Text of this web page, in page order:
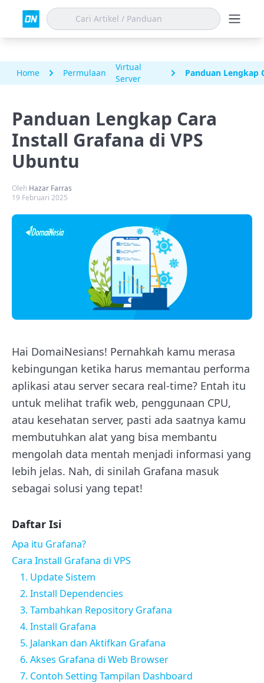
Home Permulaan
Virtual
Server
Panduan Lengkap
Panduan Lengkap Cara
Install Grafana di VPS
Ubuntu
Oleh Hazar Farras
19 Februari 2025
Hai DomaiNesians! Pernahkah kamu merasa
kebingungan ketika harus memantau performa
aplikasi atau server secara real-time? Entah itu
untuk melihat trafik web, penggunaan CPU,
atau kesehatan server, pasti ada saatnya kamu
membutuhkan alat yang bisa membantu
mengolah data mentah menjadi informasi yang
lebih jelas. Nah, di sinilah Grafana masuk
sebagai solusi yang tepat!
Daftar Isi
Apa itu Grafana?
Cara Install Grafana di VPS
1. Update Sistem
2. Install Dependencies
3. Tambahkan Repository Grafana
4. Install Grafana
5. Jalankan dan Aktifkan Grafana
6. Akses Grafana di Web Browser
7. Contoh Setting Tampilan Dashboard